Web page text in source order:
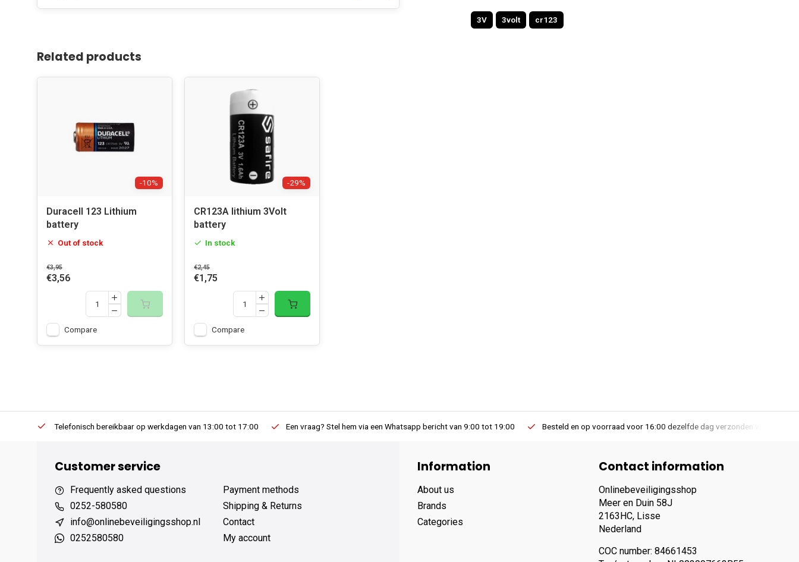
3V 3volt cr123
Related products
-10%
Duracell 123 Lithium
battery
Out of stock
€3,95
€3,56
Compare
-29%
CR123A lithium 3Volt
battery
In stock
€2,45
€1,75
Compare
Telefonisch bereikbaar op werkdagen van 13:00 tot 17:00 Een vraag? Stel hem via een Whatsapp bericht van 9:00 tot 19:00 Besteld en op voorraad voor 16:00 dezelfde dag verzonden via PostNL
Customer service
Frequently asked questions
0252-580580
info@onlinebeveiligingsshop.nl
0252580580
Payment methods
Shipping & Returns
Contact
My account
Information
About us
Brands
Categories
Contact information
Onlinebeveiligingsshop
Meer en Duin 58J
2163HC, Lisse
Nederland
COC number: 84661453